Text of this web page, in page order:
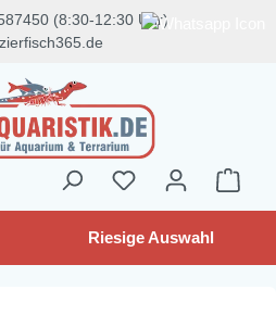
(8:30-12:30 Uhr)
Riesige Auswahl